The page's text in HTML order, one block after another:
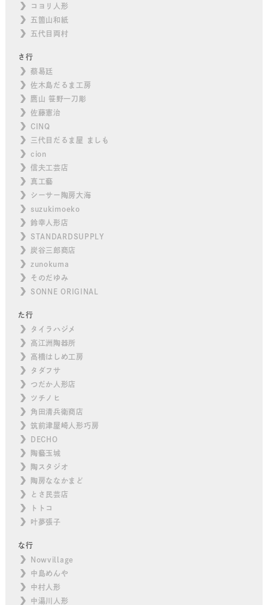
コヨリ人形
五箇山和紙
五代目両村
さ行
蔡易廷
佐木島だるま工房
鷹山 笹野一刀彫
佐藤憲治
CINQ
三代目だるま屋 ましも
cion
信夫工芸店
真工藝
シーサー陶房大海
suzukimoeko
鈴幸人形店
STANDARDSUPPLY
炭谷三郎商店
zunokuma
そのだゆみ
SONNE ORIGINAL
た行
タイラハジメ
高江洲陶器所
高橋はしめ工房
タダフサ
つだか人形店
ツチノヒ
角田清兵衛商店
筑前津屋崎人形巧房
DECHO
陶藝玉城
陶スタジオ
陶房ななかまど
とさ民芸店
トトコ
叶夢張子
な行
Nowvillage
中島めんや
中村人形
中湯川人形